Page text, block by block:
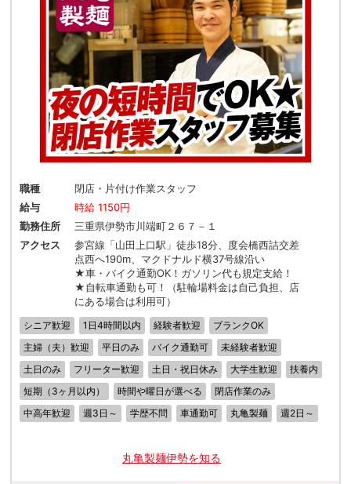
職種
閉店・片付け作業スタッフ
給与
時給 1150円
勤務住所
三重県伊勢市川端町２６７－１
アクセス
参宮線「山田上口駅」徒歩18分、度会橋西詰交差
点西へ190m、マクドナルド横37号線沿い
★車・バイク通勤OK！ガソリン代も規定支給！
★自転車通勤も可！（駐輪場料金は自己負担、店
にある場合は利用可）
シニア歓迎 1日4時間以内 経験者歓迎
ブランクOK
主婦（夫）歓迎
平日のみ バイク通勤可
未経験者歓迎
土日のみ
フリーター歓迎 土日・祝日休み 大学生歓迎
扶養内
短期（3ヶ月以内）
時間や曜日が選べる
閉店作業のみ
中高年歓迎
週3日～ 学歴不問 車通勤可 丸亀製麺 週2日～
丸亀製麺伊勢を知る